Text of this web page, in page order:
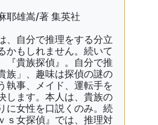
耶雄嵩/著 集英社
、自分で推理をする分立
かもしれません。続いて
『貴族探偵』。自分で推
族」、趣味は探偵の謎の
執事、メイド、運転手を
します。本人は、貴族の
に女性を口説くのみ。続
ｓ女探偵』では、推理対